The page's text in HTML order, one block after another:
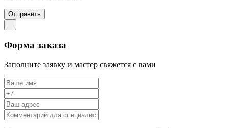
Отправить
Форма заказа
Заполните заявку и мастер свяжется с вами